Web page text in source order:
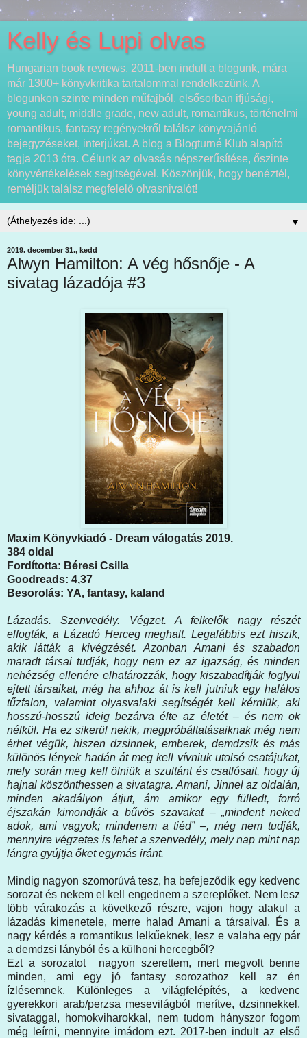
Kelly és Lupi olvas
Hungarian book reviews. 2011-ben indult a blogunk, mára
már 1300+ könyvkritika tartalommal rendelkezünk. A
blogunkon szinte minden műfajból, elsősorban ifjúsági,
young adult, middle grade, new adult, romantikus, történelmi
romantikus, fantasy regényekről találsz könyvajánló
bejegyzéseket, interjúkat. A blog a Blogturné Klub alapító
tagja 2013 óta. Célunk az olvasás népszerűsítése, őszinte
könyvértékelések segítségével. Köszönjük, hogy benéztél,
reméljük találsz megfelelő olvasnivalót!
▼
2019. december 31., kedd
Alwyn Hamilton: A vég hősnője - A
sivatag lázadója #3
Maxim Könyvkiadó - Dream válogatás 2019.
384 oldal
Fordította: Béresi Csilla
Goodreads: 4,37
Besorolás: YA, fantasy, kaland
Lázadás. Szenvedély. Végzet. A felkelők nagy részét
elfogták, a Lázadó Herceg meghalt. Legalábbis ezt hiszik,
akik látták a kivégzését. Azonban Amani és szabadon
maradt társai tudják, hogy nem ez az igazság, és minden
nehézség ellenére elhatározzák, hogy kiszabadítják foglyul
ejtett társaikat, még ha ahhoz át is kell jutniuk egy halálos
tűzfalon, valamint olyasvalaki segítségét kell kérniük, aki
hosszú-hosszú ideig bezárva élte az életét – és nem ok
nélkül. Ha ez sikerül nekik, megpróbáltatásaiknak még nem
érhet végük, hiszen dzsinnek, emberek, demdzsik és más
különös lények hadán át meg kell vívniuk utolsó csatájukat,
mely során meg kell ölniük a szultánt és csatlósait, hogy új
hajnal köszönthessen a sivatagra. Amani, Jinnel az oldalán,
minden akadályon átjut, ám amikor egy fülledt, forró
éjszakán kimondják a bűvös szavakat – „mindent neked
adok, ami vagyok; mindenem a tiéd” –, még nem tudják,
mennyire végzetes is lehet a szenvedély, mely nap mint nap
lángra gyújtja őket egymás iránt.
Mindig nagyon szomorúvá tesz, ha befejeződik egy kedvenc
sorozat és nekem el kell engednem a szereplőket. Nem lesz
több várakozás a következő részre, vajon hogy alakul a
lázadás kimenetele, merre halad Amani a társaival. És a
nagy kérdés a romantikus lelkűeknek, lesz e valaha egy pár
a demdzsi lányból és a külhoni hercegből?
Ezt a sorozatot nagyon szerettem, mert megvolt benne
minden, ami egy jó fantasy sorozathoz kell az én
ízlésemnek. Különleges a világfelépítés, a kedvenc
gyerekkori arab/perzsa mesevilágból merítve, dzsinnekkel,
sivataggal, homokviharokkal, nem tudom hányszor fogom
még leírni, mennyire imádom ezt. 2017-ben indult az első